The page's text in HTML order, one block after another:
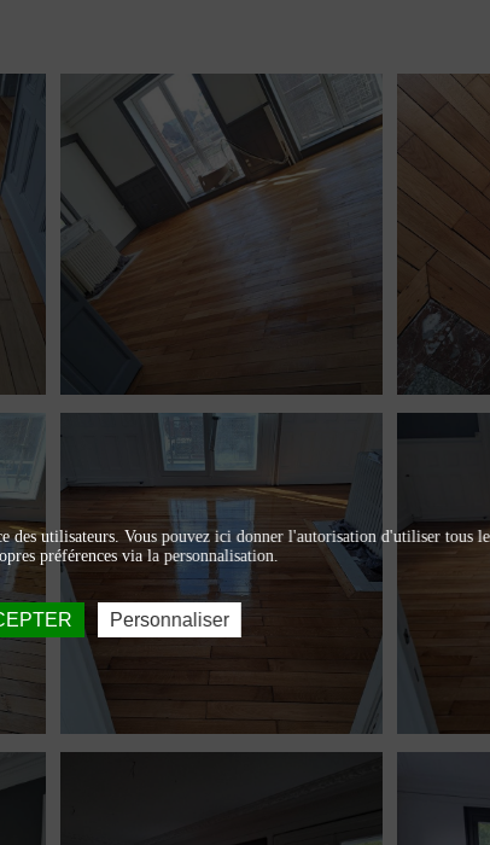
des utilisateurs. Vous pouvez ici donner l'autorisation d'utiliser tous
préférences via la personnalisation.
Personnaliser